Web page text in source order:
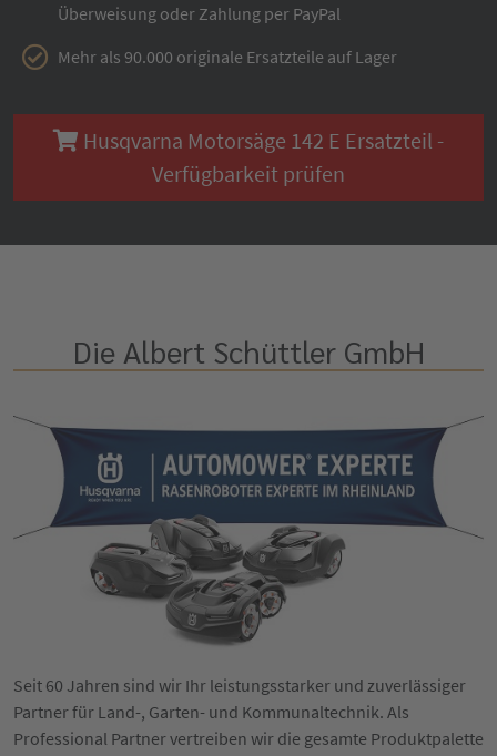
Überweisung oder Zahlung per PayPal
Mehr als 90.000 originale Ersatzteile auf Lager
Husqvarna Motorsäge 142 E Ersatzteil -
Verfügbarkeit prüfen
Die Albert Schüttler GmbH
Seit 60 Jahren sind wir Ihr leistungsstarker und zuverlässiger
Partner für Land-, Garten- und Kommunaltechnik. Als
Professional Partner vertreiben wir die gesamte Produktpalette